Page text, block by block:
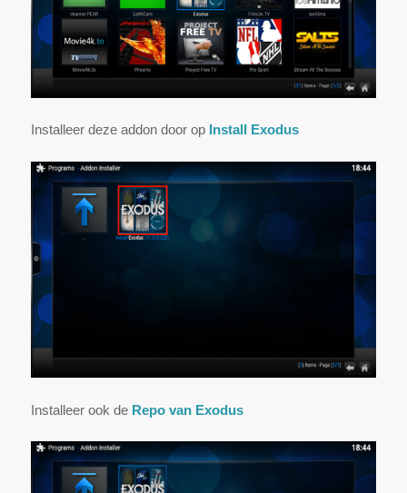
Installeer deze addon door op Install Exodus
Installeer ook deRepo van Exodus